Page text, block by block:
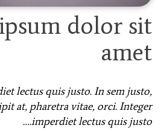
dolor sit
amet
lectus quis justo. In sem justo,
at, pharetra vitae, orci. Integer
imperdiet lectus quis justo.…